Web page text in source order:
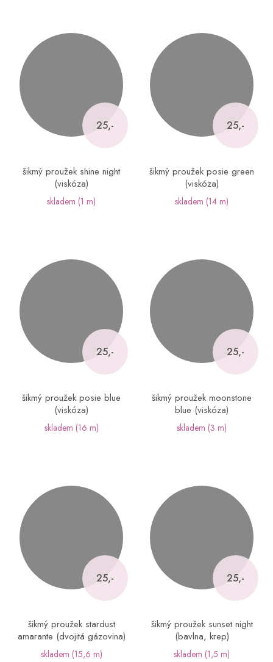
25,-
šikmý proužek shine night
(viskóza)
skladem (1 m)
25,-
šikmý proužek posie green
(viskóza)
skladem (14 m)
25,-
šikmý proužek posie blue
(viskóza)
skladem (16 m)
25,-
šikmý proužek moonstone
blue (viskóza)
skladem (3 m)
25,-
šikmý proužek stardust
amarante (dvojitá gázovina)
skladem (15,6 m)
25,-
šikmý proužek sunset night
(bavlna, krep)
skladem (1,5 m)